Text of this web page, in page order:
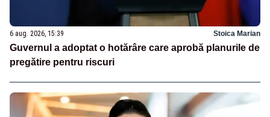
6 aug. 2026, 15:39 Stoica Marian
Guvernul a adoptat o hotărâre care aprobă planurile de
pregătire pentru riscuri